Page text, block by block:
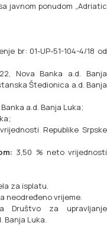
javnom ponudom „Adriatic
br: 01-UP-51-104-4/18 od
Nova Banka a.d. Banja
Štedionica a.d. Banja
a.d. Banja Luka;
Republike Srpske
3,50 % neto vrijednosti
za isplatu.
neodređeno vrijeme.
Društvo za upravljanje
Banja Luka.